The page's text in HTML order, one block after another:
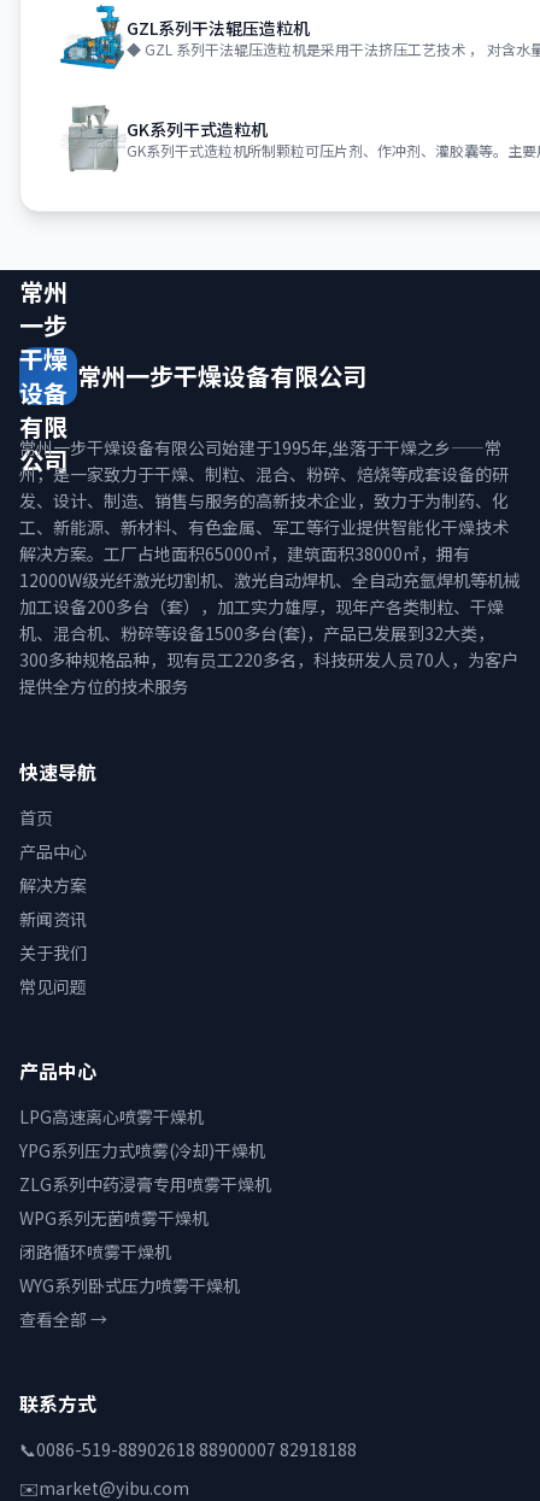
GZL系列干法辊压造粒机
◆ GZL 系列干法辊压造粒机是采用干法挤压工艺技术 ， 对含水
GK系列干式造粒机
常州
一步
干燥
设备
有限
公司
常州一步干燥设备有限公司
常州一步干燥设备有限公司始建于1995年,坐落于干燥之乡——常
州，是一家致力于干燥、制粒、混合、粉碎、焙烧等成套设备的研
发、设计、制造、销售与服务的高新技术企业，致力于为制药、化
工、新能源、新材料、有色金属、军工等行业提供智能化干燥技术
解决方案。工厂占地面积65000㎡，建筑面积38000㎡，拥有
12000W级光纤激光切割机、激光自动焊机、全自动充氩焊机等机械
加工设备200多台（套），加工实力雄厚，现年产各类制粒、干燥
机、混合机、粉碎等设备1500多台(套)，产品已发展到32大类，
300多种规格品种，现有员工220多名，科技研发人员70人，为客户
提供全方位的技术服务
快速导航
首页
产品中心
解决方案
新闻资讯
关于我们
常见问题
产品中心
LPG高速离心喷雾干燥机
YPG系列压力式喷雾(冷却)干燥机
ZLG系列中药浸膏专用喷雾干燥机
WPG系列无菌喷雾干燥机
闭路循环喷雾干燥机
WYG系列卧式压力喷雾干燥机
查看全部 →
联系方式
📞0086-519-88902618 88900007 82918188
✉️market@yibu.com